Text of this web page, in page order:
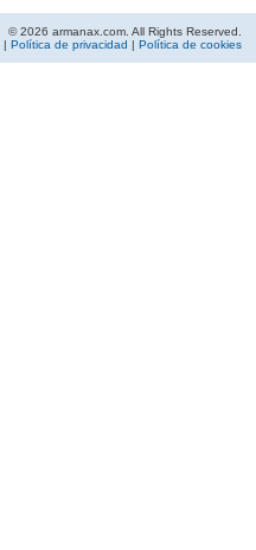
© 2026 armanax.com. All Rights Reserved.
| Política de privacidad | Política de cookies